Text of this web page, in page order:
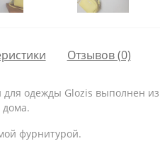
Отзывов (0)
одежды Glozis выполнен
фурнитурой.